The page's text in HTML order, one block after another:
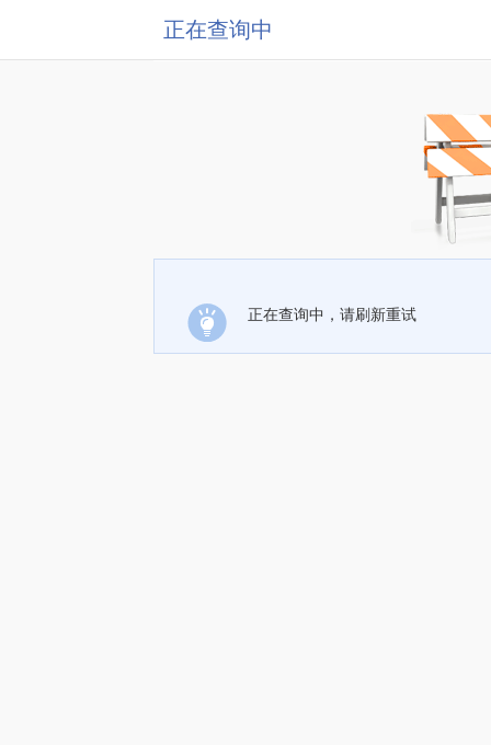
正在查询中
正在查询中，请刷新重试